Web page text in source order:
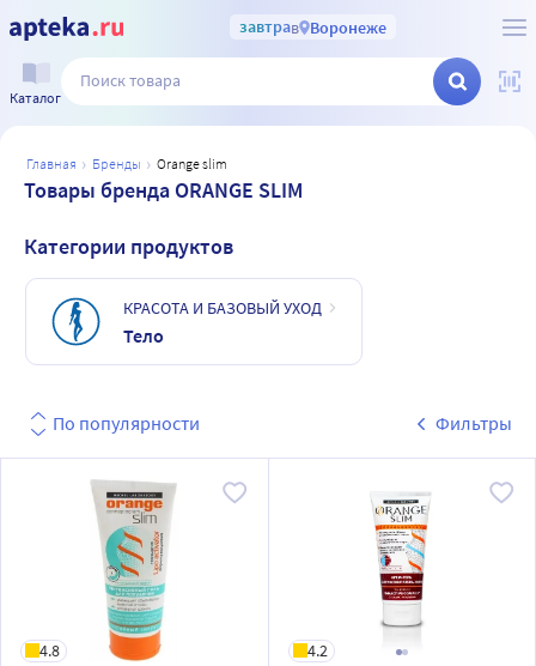
завтрав Воронеже
Каталог
главная бренды orange slim
Товары бренда ORANGE SLIM
Категории продуктов
КРАСОТА И БАЗОВЫЙ УХОД
Тело
По популярности Фильтры
4.8 4.2